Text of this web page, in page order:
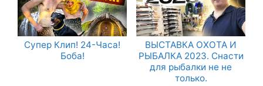
Супер Клип! 24-Часа!
Боба!
ВЫСТАВКА ОХОТА И
РЫБАЛКА 2023. Снасти
для рыбалки не не
только.